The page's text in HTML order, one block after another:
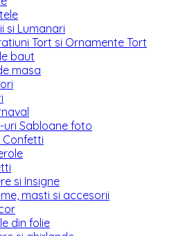
si Lumanari
Tort si Ornamente Tort
baut
masa
uri Sabloane foto
Confetti
si Insigne
masti si accesorii
din folie